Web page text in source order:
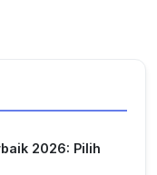
2026: Pilih